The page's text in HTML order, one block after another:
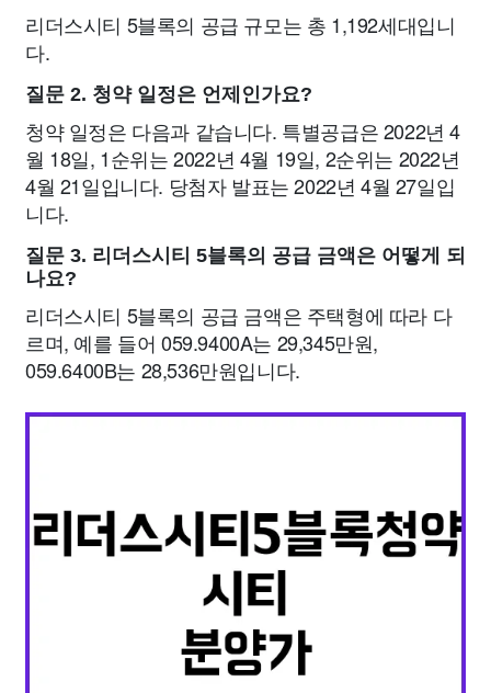
리더스시티 5블록의 공급 규모는 총 1,192세대입니
다.
질문 2. 청약 일정은 언제인가요?
청약 일정은 다음과 같습니다. 특별공급은 2022년 4
월 18일, 1순위는 2022년 4월 19일, 2순위는 2022년
4월 21일입니다. 당첨자 발표는 2022년 4월 27일입
니다.
질문 3. 리더스시티 5블록의 공급 금액은 어떻게 되
나요?
리더스시티 5블록의 공급 금액은 주택형에 따라 다
르며, 예를 들어 059.9400A는 29,345만원,
059.6400B는 28,536만원입니다.